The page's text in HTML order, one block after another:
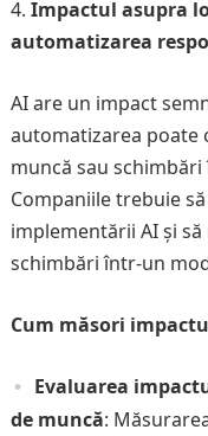
Impactul asupra
automatizarea
AI are un impact
automatizarea poate
muncă sau
Companiile trebuie
implementării AI și
schimbări într-un
Cum măsori
Evaluarea
de muncă: